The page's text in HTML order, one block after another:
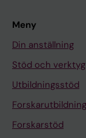
Meny
Din anställning
Stöd och verktyg
Utbildningsstöd
Forskarutbildning
Forskarstöd